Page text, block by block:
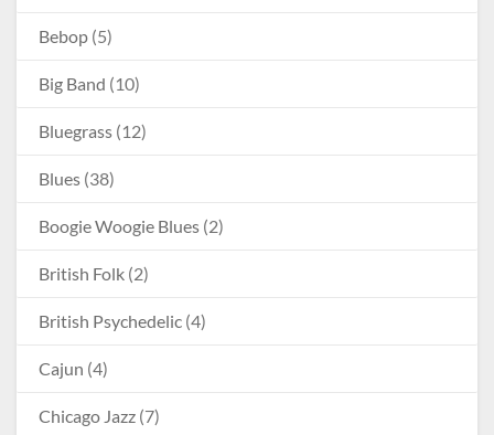
Bebop (5)
Big Band (10)
Bluegrass (12)
Blues (38)
Boogie Woogie Blues (2)
British Folk (2)
British Psychedelic (4)
Cajun (4)
Chicago Jazz (7)